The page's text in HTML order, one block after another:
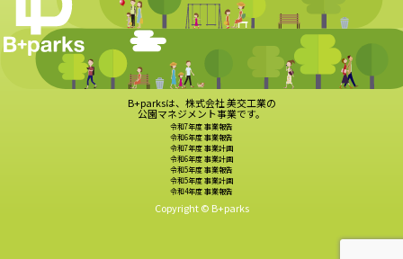
B+parksは、株式会社 美交工業の
公園マネジメント事業です。
令和7年度 事業報告
令和6年度 事業報告
令和7年度 事業計画
令和6年度 事業計画
令和5年度 事業報告
令和5年度 事業計画
令和4年度 事業報告
Copyright © B+parks